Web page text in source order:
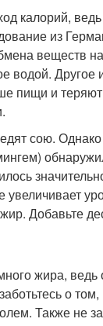
калорий,
из
веществ
водой. Другое
пищи и
сою.
Добавьте
жира,
о
Также не